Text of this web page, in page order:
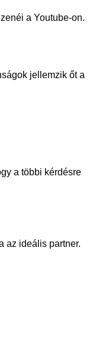
a Youtube-on.
jellemzik őt a
a többi kérdésre
az ideális partner.